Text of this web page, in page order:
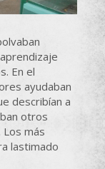
En el
ayudaban
describían a
otros
más
lastimado